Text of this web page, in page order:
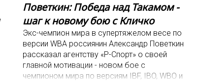
Поветкин: Победа над Такамом -
шаг к новому бою с Кличко
Экс-чемпион мира в супертяжелом весе по
версии WBA россиянин Александр Поветкин
рассказал агентству «Р-Спорт» о своей
главной мотивации - новом бое с
чемпионом мира по версиям IBF, IBO, WBO и